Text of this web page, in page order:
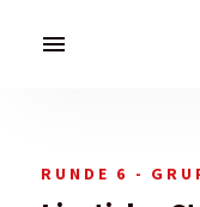
menu
RUNDE 6 -